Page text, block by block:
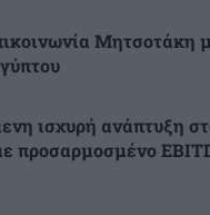
Μητσοτάκη
ισχυρή ανάπτυξη
προσαρμοσμένο